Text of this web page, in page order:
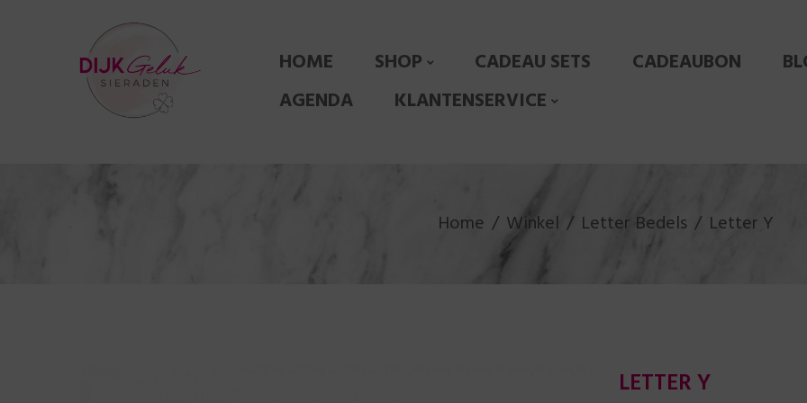
HOME SHOP CADEAU SETS CADEAUBON
AGENDA
KLANTENSERVICE
Home Winkel Letter Bedels Letter Y
LETTER Y